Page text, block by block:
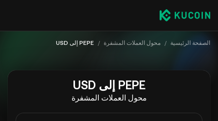
الصفحة الرئيسية / محول العملات المشفرة / PEPE إلى USD
PEPE إلى USD
محول العملات المشفرة